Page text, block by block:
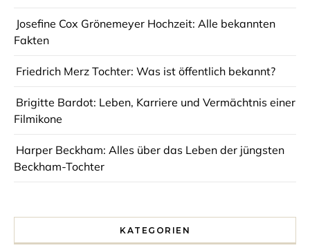
Josefine Cox Grönemeyer Hochzeit: Alle bekannten
Fakten
Friedrich Merz Tochter: Was ist öffentlich bekannt?
Brigitte Bardot: Leben, Karriere und Vermächtnis einer
Filmikone
Harper Beckham: Alles über das Leben der jüngsten
Beckham-Tochter
KATEGORIEN